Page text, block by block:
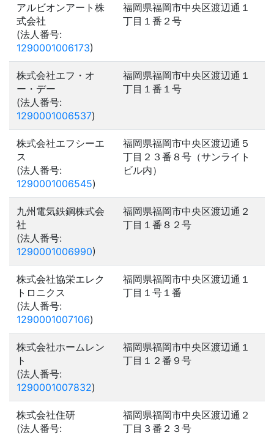
アルビオンアート株
式会社
(法人番号:
1290001006173)
福岡県福岡市中央区渡辺通１
丁目１番２号
株式会社エフ・オ
ー・デー
(法人番号:
1290001006537)
福岡県福岡市中央区渡辺通１
丁目１番１号
株式会社エフシーエ
ス
(法人番号:
1290001006545)
福岡県福岡市中央区渡辺通５
丁目２３番８号（サンライト
ビル内）
九州電気鉄鋼株式会
社
(法人番号:
1290001006990)
福岡県福岡市中央区渡辺通２
丁目１番８２号
株式会社協栄エレク
トロニクス
(法人番号:
1290001007106)
福岡県福岡市中央区渡辺通１
丁目１号１番
株式会社ホームレン
ト
(法人番号:
1290001007832)
福岡県福岡市中央区渡辺通１
丁目１２番９号
株式会社住研
(法人番号:
福岡県福岡市中央区渡辺通２
丁目３番２３号